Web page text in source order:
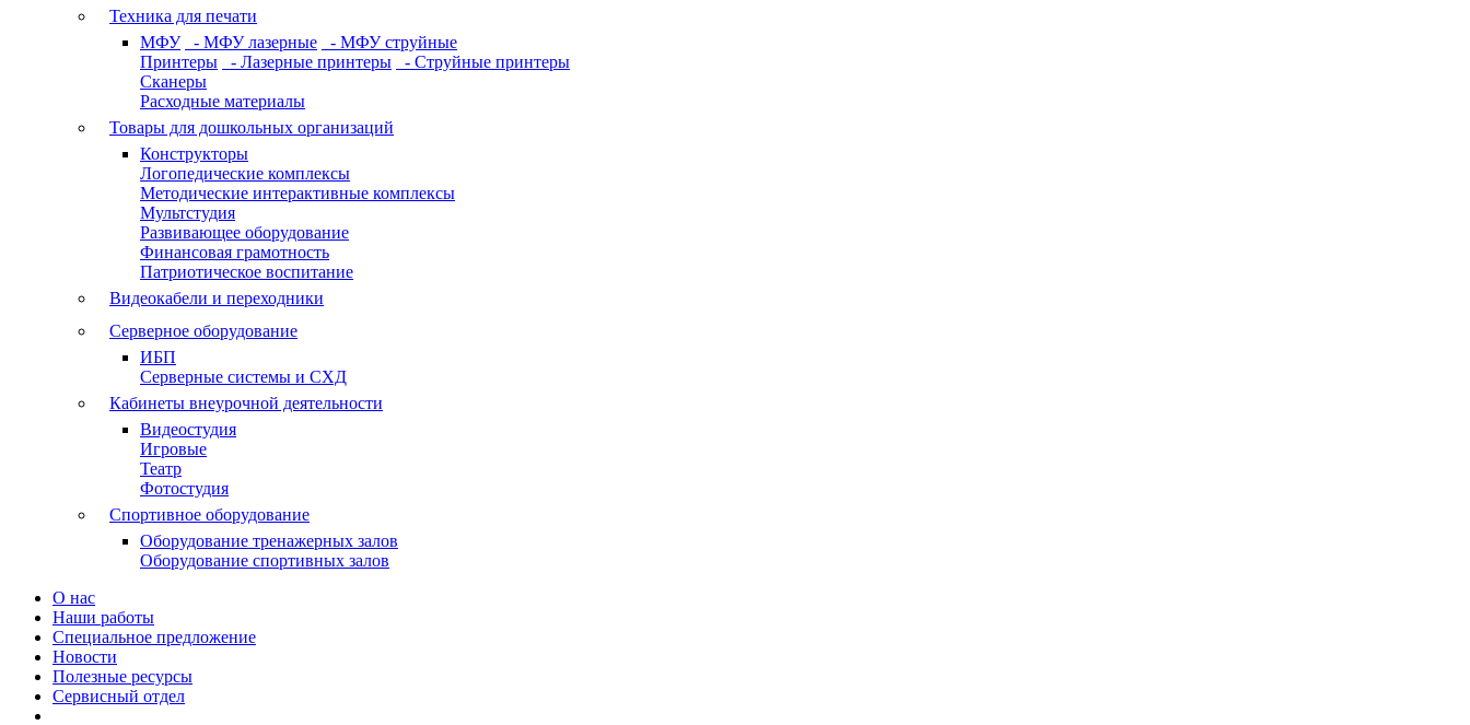
Техника для печати
МФУ
- МФУ лазерные
- МФУ струйные
Принтеры
- Лазерные принтеры
- Струйные принтеры
Сканеры
Расходные материалы
Товары для дошкольных организаций
Конструкторы
Логопедические комплексы
Методические интерактивные комплексы
Мультстудия
Развивающее оборудование
Финансовая грамотность
Патриотическое воспитание
Видеокабели и переходники
Серверное оборудование
ИБП
Серверные системы и СХД
Кабинеты внеурочной деятельности
Видеостудия
Игровые
Театр
Фотостудия
Спортивное оборудование
Оборудование тренажерных залов
Оборудование спортивных залов
О нас
Наши работы
Специальное предложение
Новости
Полезные ресурсы
Сервисный отдел